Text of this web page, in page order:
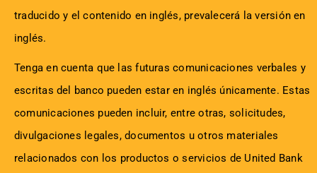
traducido y el contenido en inglés, prevalecerá la versión en
inglés.
Tenga en cuenta que las futuras comunicaciones verbales y
escritas del banco pueden estar en inglés únicamente. Estas
comunicaciones pueden incluir, entre otras, solicitudes,
divulgaciones legales, documentos u otros materiales
relacionados con los productos o servicios de United Bank